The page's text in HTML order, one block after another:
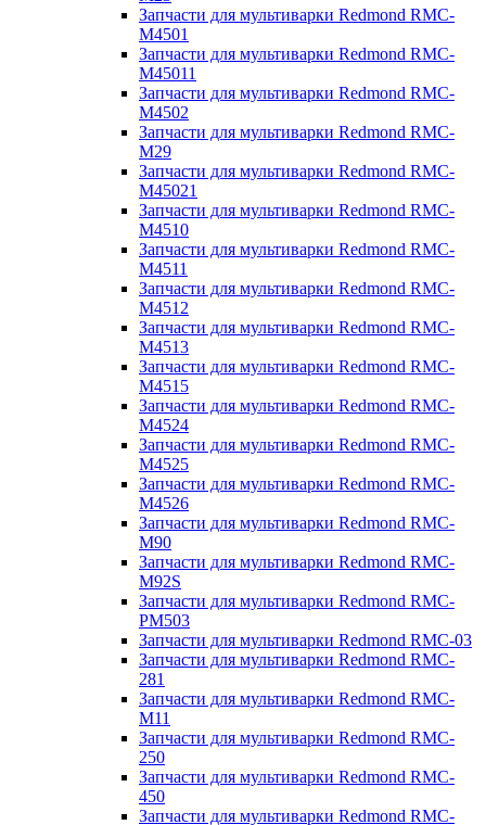
Запчасти для мультиварки Redmond RMC-
M4501
Запчасти для мультиварки Redmond RMC-
M45011
Запчасти для мультиварки Redmond RMC-
M4502
Запчасти для мультиварки Redmond RMC-
M29
Запчасти для мультиварки Redmond RMC-
M45021
Запчасти для мультиварки Redmond RMC-
M4510
Запчасти для мультиварки Redmond RMC-
M4511
Запчасти для мультиварки Redmond RMC-
M4512
Запчасти для мультиварки Redmond RMC-
M4513
Запчасти для мультиварки Redmond RMC-
M4515
Запчасти для мультиварки Redmond RMC-
M4524
Запчасти для мультиварки Redmond RMC-
M4525
Запчасти для мультиварки Redmond RMC-
M4526
Запчасти для мультиварки Redmond RMC-
M90
Запчасти для мультиварки Redmond RMC-
M92S
Запчасти для мультиварки Redmond RMC-
PM503
Запчасти для мультиварки Redmond RMC-03
Запчасти для мультиварки Redmond RMC-
281
Запчасти для мультиварки Redmond RMC-
M11
Запчасти для мультиварки Redmond RMC-
250
Запчасти для мультиварки Redmond RMC-
450
Запчасти для мультиварки Redmond RMC-